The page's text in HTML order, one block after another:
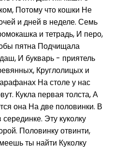
Потому что кошки Не
и дней в неделе. Семь
и тетрадь, И перо,
пятна Подчищала
И букварь - приятель
Круглолицых и
На столе у нас
Кукла первая толста, А
она На две половинки. В
Эту куколку
Половинку отвинти,
ты найти Куколку